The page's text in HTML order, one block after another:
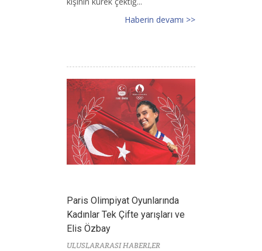
Haberin devamı >>
Paris Olimpiyat Oyunlarında
Kadınlar Tek Çifte yarışları ve
Elis Özbay
ULUSLARARASI HABERLER